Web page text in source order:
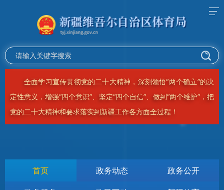
坚持以习近平新时代中国特色社会主义思想为指导，完整准确
贯彻新时代党的治疆方略，牢牢扭住社会稳定和长治久安总目标，
坚持依法治疆、团结稳疆、文化润疆、富民兴疆、长期建疆，建设
团结和谐、繁荣富裕、文明进步、安居乐业、生态良好的美好新